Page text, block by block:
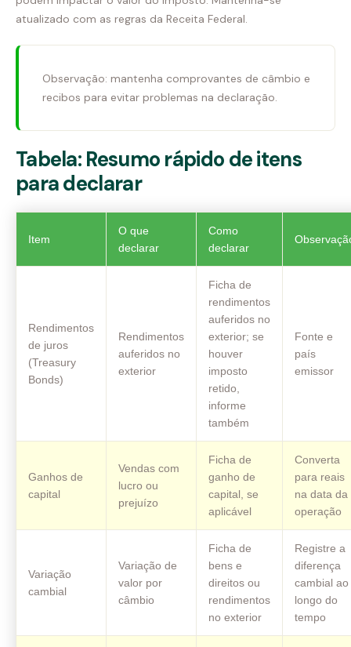
atualizado com as regras da Receita Federal.
Observação: mantenha comprovantes de câmbio e
recibos para evitar problemas na declaração.
Tabela: Resumo rápido de itens
para declarar
Item
O que
declarar
Como
declarar
Rendimentos
de juros
(Treasury
Bonds)
Rendimentos
auferidos no
exterior
Ficha de
rendimentos
auferidos no
exterior; se
houver
imposto
retido,
informe
também
Fonte e
país
emissor
Ganhos de
capital
Vendas com
lucro ou
prejuízo
Ficha de
ganho de
capital, se
aplicável
Converta
para reais
na data da
operação
Variação
cambial
Variação de
valor por
câmbio
Ficha de
bens e
direitos ou
rendimentos
no exterior
Registre a
diferença
cambial ao
longo do
tempo